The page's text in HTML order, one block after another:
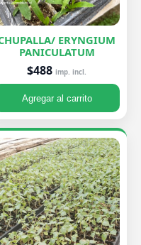
ERYNGIUM
PANICULATUM
$488 imp. incl.
Agregar al carrito